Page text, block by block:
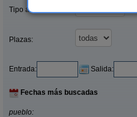
Tipo alquiler:
Plazas:
Entrada: Salida:
Fechas más buscadas
pueblo: